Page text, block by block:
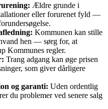
Ældre grunde i
eller forurenet fyld —
Kommunen kan stille
hen — sørg for, at
Kommunes regler.
Trang adgang kan øge prisen
som giver dårligere
og garanti: Uden ordentlig
du problemer ved senere salg